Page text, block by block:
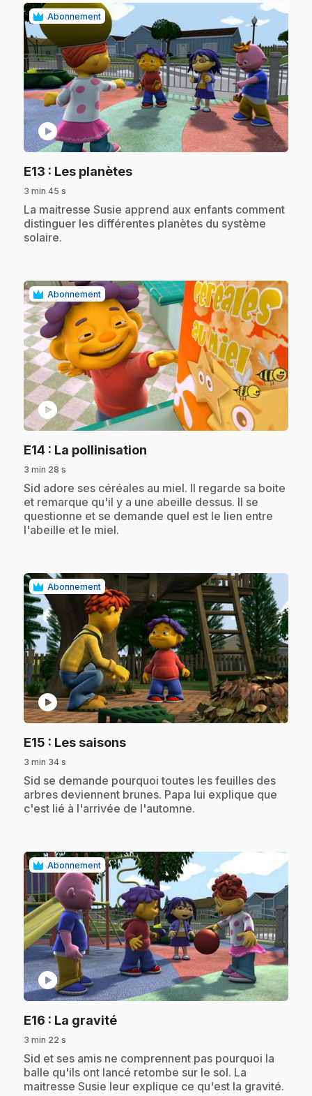
Abonnement
play_circle
E13 : Les planètes.
3 min 45 s
.La maitresse Susie apprend aux enfants comment
distinguer les différentes planètes du système
solaire.
Abonnement
play_circle
E14 : La pollinisation
3 min 28 s
.Sid adore ses céréales au miel. Il regarde sa boite
et remarque qu'il y a une abeille dessus. Il se
questionne et se demande quel est le lien entre
l'abeille et le miel.
Abonnement
play_circle
E15 : Les saisons.
3 min 34 s
.Sid se demande pourquoi toutes les feuilles des
arbres deviennent brunes. Papa lui explique que
c'est lié à l'arrivée de l'automne.
Abonnement
play_circle
E16 : La gravité.
3 min 22 s
.Sid et ses amis ne comprennent pas pourquoi la
balle qu'ils ont lancé retombe sur le sol. La
maitresse Susie leur explique ce qu'est la gravité.